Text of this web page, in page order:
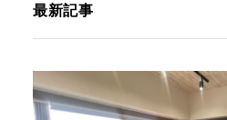
最新記事